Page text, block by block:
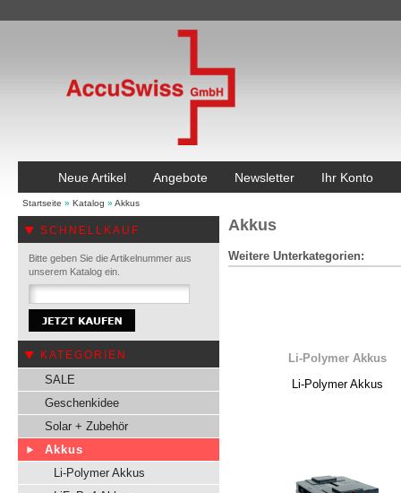
Neue Artikel Angebote Newsletter Ihr Konto
Startseite » Katalog » Akkus
SCHNELLKAUF
Bitte geben Sie die Artikelnummer aus
unserem Katalog ein.
KATEGORIEN
SALE
Geschenkidee
Solar + Zubehör
Akkus
Li-Polymer Akkus
Akkus
Weitere Unterkategorien:
Li-Polymer Akkus
Li-Polymer Akkus